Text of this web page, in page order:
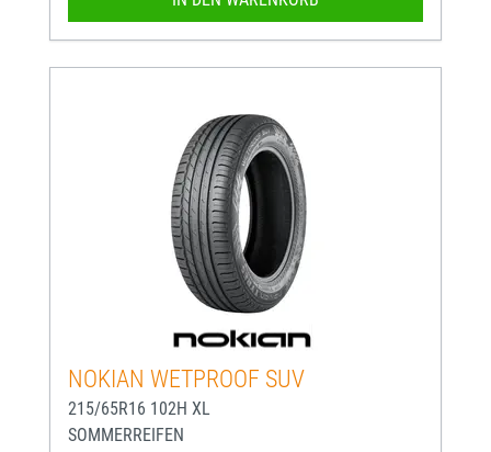
NOKIAN WETPROOF SUV
215/65R16 102H XL
SOMMERREIFEN